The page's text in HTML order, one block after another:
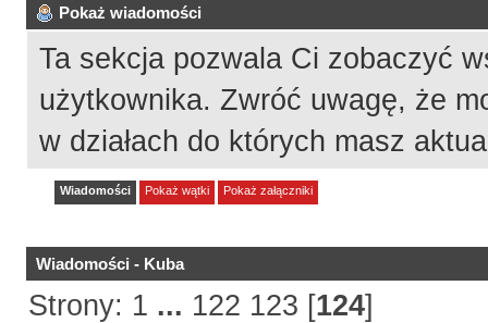
Pokaż wiadomości
Ta sekcja pozwala Ci zobaczyć
użytkownika. Zwróć uwagę, że
w działach do których masz
Wiadomości Pokaż wątki Pokaż załączniki
Wiadomości - Kuba
Strony: 1 ... 122 123 [124]